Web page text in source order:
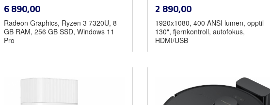
Pris
6 890,00mva.
Radeon Graphics, Ryzen 3 7320U, 8
GB RAM, 256 GB SSD, Windows 11
Pro
Pris
2 890,00mva.
1920x1080, 400 ANSI lumen, opptil
130", fjernkontroll, autofokus,
HDMI/USB